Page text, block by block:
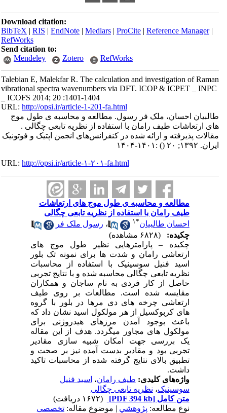
Download citation:
BibTeX|RIS|EndNote|Medlars|ProCite|Reference Manager
RefWorks
Send citation to:
Mendeley
Zotero RefWorks
Talebian E, Malekfar R. The calculation and investigation of Raman
vibrational spectra wavenumbers via DFT. ICOP & ICPET _ INPC
_ ICOFS 2014; 20 :1401-1404
URL:http://opsi.ir/article-1-201-fa.html
طالبیان احسان، ملک فر رسول. مطالعه و محاسبه ی طول موج
های ارتعاشات طیف رامان با استفاده از نظریه تابعی چگالی .
مقالات پذیرفته و ارائه شده در کنفرانس‌های انجمن اپتیک و فوتونیک
ایران. ۱۳۹۲; ۲۰
() :۱۴۰۱-۱۴۰۴
URL:http://opsi.ir/article-۱-۲۰۱-fa.html
مطالعه و محاسبه ی طول موج های ارتعاشات
طیف رامان با استفاده از نظریه تابعی چگالی
احسان طالبیان *۱ ،رسول ملک فر
چکیده:
چکیده – پارامترهایی نظیر طول موج های
ارتعاشی رامان و شدت ها برای نمونه تک بلور
اسید فنیل سوسینیک با استفاده از محاسبات
نظریه تابعی چگالی محاسبه شده و با نتایج تجربی
حاصل از کار فردی به نام ساجان و همکاران
مقایسه شده است. مطالعات بر روی طیف
ارتعاشی چرخه های دی مرها در بلور با گروه
های کربوکسیل از هر مولکول اسید نشان داد که
باعث بوجود آمدن مرزهای هیدروژنی برای
مولکول های مجاور میگردد. هدف از این مقاله
یک بررسی جهت امکان شبیه سازی مقادیر
تجربی بود و مقادیر بدست آمده نیز بر صحت و
تطبیق بالای نتایج گرفته شده از محاسبات تاکید
داشت.
واژه‌های کلیدی:طیف رامان،اسید فنیل
سوسینیک،نظریه تابعی چگالی
متن کامل[PDF 394 kb]
نوع مطالعه:پژوهشي| موضوع مقاله:تخصصی